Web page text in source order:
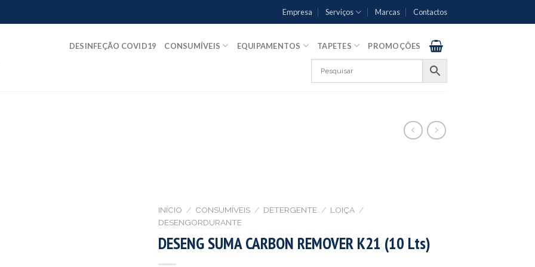
Empresa Serviços Marcas Contactos
DESINFEÇÃO COVID19 CONSUMÍVEIS EQUIPAMENTOS TAPETES PROMOÇÕES
INÍCIO / CONSUMÍVEIS / DETERGENTE / LOIÇA /
DESENGORDURANTE
DESENG SUMA CARBON REMOVER K21 (10 Lts)